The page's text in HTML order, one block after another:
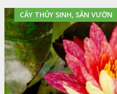
CÂY THỦY SINH, SÂN VƯỜN